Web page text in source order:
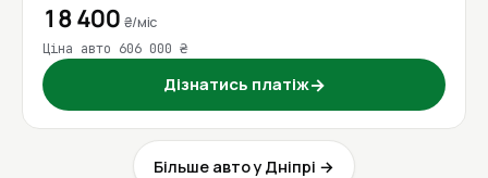
18 400 ₴/міс
Ціна авто 606 000 ₴
Дізнатись платіж→
Більше авто у Дніпрі →